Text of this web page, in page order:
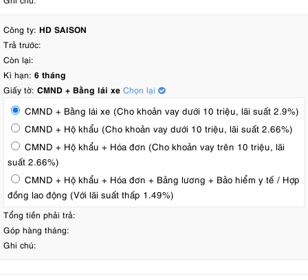
Công ty: HD SAISON
Trả trước:
Còn lại:
Kì hạn: 6 tháng
Giấy tờ: CMND + Bằng lái xe Chọn lại
CMND + Bằng lái xe (Cho khoản vay dưới 10 triệu, lãi suất 2.9%)
CMND + Hộ khẩu (Cho khoản vay dưới 10 triệu, lãi suất 2.66%)
CMND + Hộ khẩu + Hóa đơn (Cho khoản vay trên 10 triệu, lãi
suất 2.66%)
CMND + Hộ khẩu + Hóa đơn + Bảng lương + Bảo hiểm y tế / Hợp
đồng lao động (Với lãi suất thấp 1.49%)
Tổng tiền phải trả:
Góp hàng tháng:
Ghi chú: